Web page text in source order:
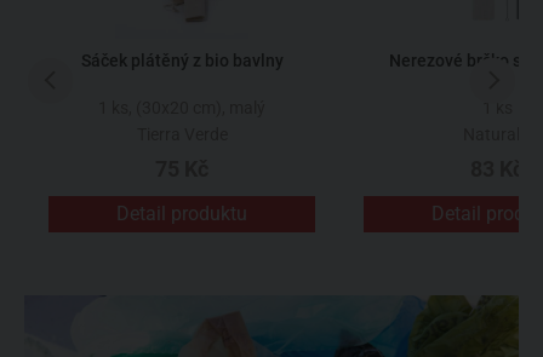
Sáček plátěný z bio bavlny
Detail produktu
Nerezové brčko s
Detail